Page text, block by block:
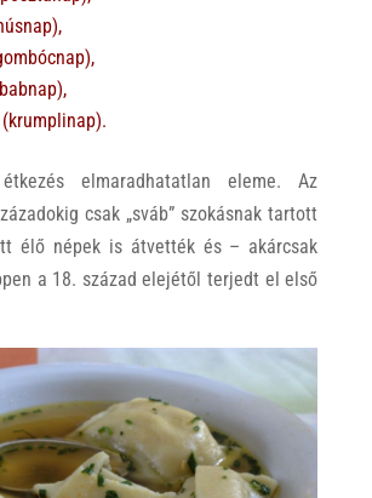
elmaradhatatlan eleme. Az
csak „sváb” szokásnak tartott
élő népek is átvették és – akárcsak
a 18. század elejétől terjedt el első